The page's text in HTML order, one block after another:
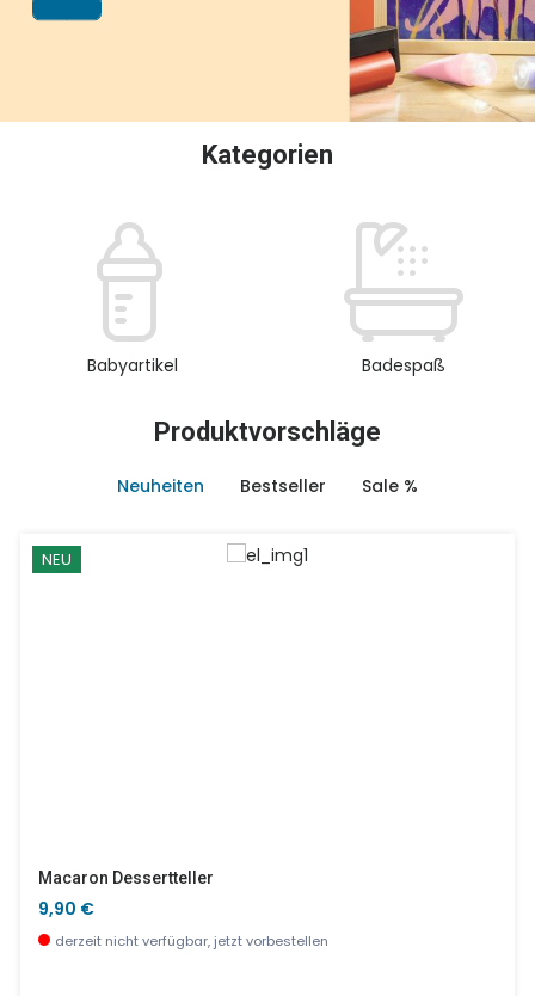
Kategorien
Babyartikel Badespaß
Produktvorschläge
Neuheiten Bestseller Sale %
NEU
Macaron Dessertteller
9,90 €
derzeit nicht verfügbar, jetzt vorbestellen